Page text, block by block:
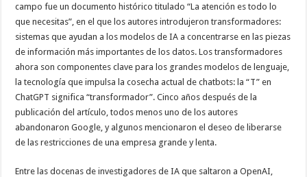
campo fue un documento histórico titulado “La atención es todo lo
que necesitas”, en el que los autores introdujeron transformadores:
sistemas que ayudan a los modelos de IA a concentrarse en las piezas
de información más importantes de los datos. Los transformadores
ahora son componentes clave para los grandes modelos de lenguaje,
la tecnología que impulsa la cosecha actual de chatbots: la “T” en
ChatGPT significa “transformador”. Cinco años después de la
publicación del artículo, todos menos uno de los autores
abandonaron Google, y algunos mencionaron el deseo de liberarse
de las restricciones de una empresa grande y lenta.
Entre las docenas de investigadores de IA que saltaron a OpenAI,